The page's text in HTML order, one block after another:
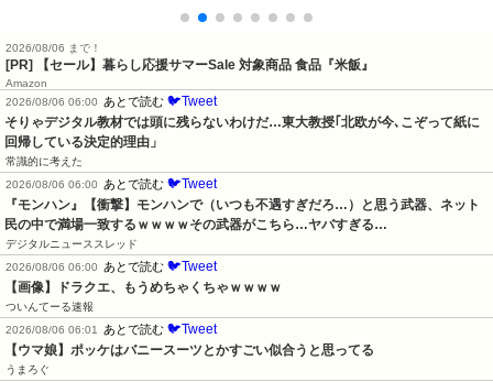
2026/08/06 まで！
[PR] 【セール】暮らし応援サマーSale 対象商品 食品『米飯』
Amazon
2026/08/06 06:00
あとで読む 🐦Tweet
そりゃデジタル教材では頭に残らないわけだ…東大教授｢北欧が今､こぞって紙に
回帰している決定的理由」
常識的に考えた
2026/08/06 06:00
あとで読む 🐦Tweet
『モンハン』【衝撃】モンハンで（いつも不遇すぎだろ…）と思う武器、ネット
民の中で満場一致するｗｗｗｗその武器がこちら…ヤバすぎる…
デジタルニューススレッド
2026/08/06 06:00
あとで読む 🐦Tweet
【画像】ドラクエ、もうめちゃくちゃｗｗｗｗ
ついんてーる速報
2026/08/06 06:01
あとで読む 🐦Tweet
【ウマ娘】ポッケはバニースーツとかすごい似合うと思ってる
うまろぐ